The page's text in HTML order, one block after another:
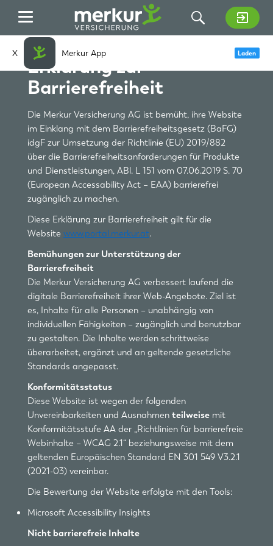
X Merkur App Laden
Zum Hauptinhalt springen
Erklärung zur
Barrierefreiheit
Die Merkur Versicherung AG ist bemüht, ihre Website
im Einklang mit dem Barrierefreiheitsgesetz (BaFG)
idgF zur Umsetzung der Richtlinie (EU) 2019/882
über die Barrierefreiheitsanforderungen für Produkte
und Dienstleistungen, ABl. L 151 vom 07.06.2019 S. 70
(European Accessability Act – EAA) barrierefrei
zugänglich zu machen.
Diese Erklärung zur Barrierefreiheit gilt für die
Website www.portal.merkur.at.
Bemühungen zur Unterstützung der
Barrierefreiheit
Die Merkur Versicherung AG verbessert laufend die
digitale Barrierefreiheit ihrer Web-Angebote. Ziel ist
es, Inhalte für alle Personen – unabhängig von
individuellen Fähigkeiten – zugänglich und benutzbar
zu gestalten. Die Inhalte werden schrittweise
überarbeitet, ergänzt und an geltende gesetzliche
Standards angepasst.
Konformitätsstatus
Diese Website ist wegen der folgenden
Unvereinbarkeiten und Ausnahmen teilweisemit
Konformitätsstufe AA der „Richtlinien für barrierefreie
Webinhalte – WCAG 2.1“ beziehungsweise mit dem
geltenden Europäischen Standard EN 301 549 V3.2.1
(2021-03) vereinbar.
Die Bewertung der Website erfolgte mit den Tools:
Microsoft Accessibility Insights
Nicht barrierefreie Inhalte